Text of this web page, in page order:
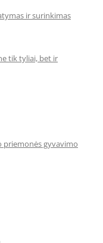
ir surinkimas
tik tyliai, bet ir
gyvavimo